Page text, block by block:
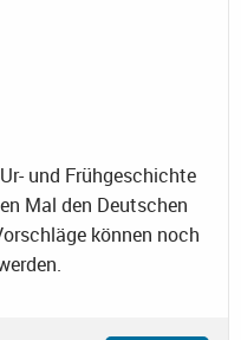
und Frühgeschichte
Mal den Deutschen
können noch